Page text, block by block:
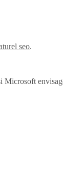
seo.
Microsoft